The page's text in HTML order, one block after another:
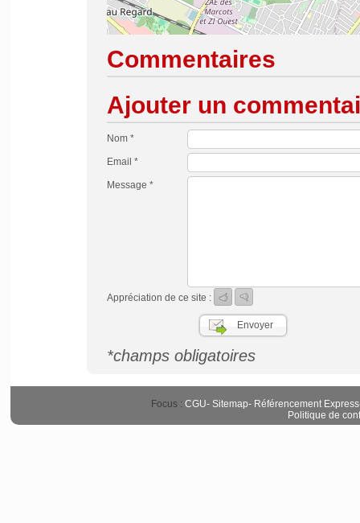
Commentaires
Ajouter un
Nom *
Email *
Message *
Appréciation de ce site :
*champs obligatoires
Focus : CGU- Sitemap- Référencement Express
Politique de